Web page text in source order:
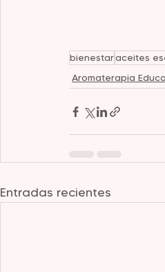
bienestaraceites
Aromaterapia
Entradas recientes